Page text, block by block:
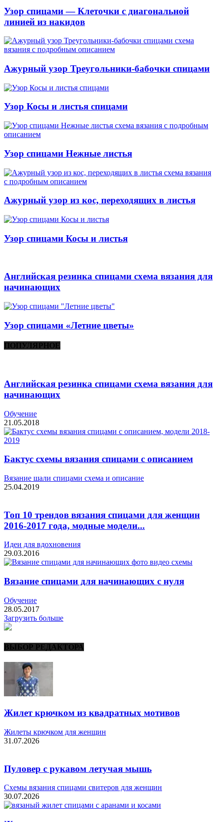
Узор спицами — Клеточки с диагональной
линией из накидов
Ажурный узор Треугольники-бабочки спицами
Узор Косы и листья спицами
Узор спицами Нежные листья
Ажурный узор из кос, переходящих в листья
Узор спицами Косы и листья
Английская резинка спицами схема вязания для
начинающих
Узор спицами «Летние цветы»
ПОПУЛЯРНОЕ
Английская резинка спицами схема вязания для
начинающих
Обучение
21.05.2018
Бактус схемы вязания спицами с описанием
Вязание шали спицами схема и описание
25.04.2019
Топ 10 трендов вязания спицами для женщин
2016-2017 года, модные модели...
Идеи для вдохновения
29.03.2016
Вязание спицами для начинающих с нуля
Обучение
28.05.2017
Загрузить больше
ВЫБОР РЕДАКТОРА
Жилет крючком из квадратных мотивов
Жилеты крючком для женщин
31.07.2026
Пуловер с рукавом летучая мышь
Схемы вязания спицами свитеров для женщин
30.07.2026